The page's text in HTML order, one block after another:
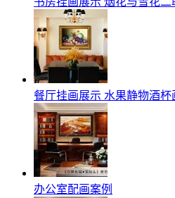
餐厅挂画展示 水果静物酒杯
办公室配画案例